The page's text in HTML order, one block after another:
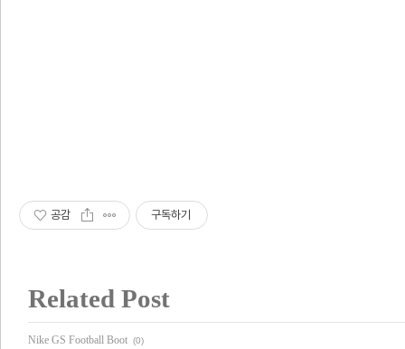
공감 구독하기
Related Post
Nike GS Football Boot (0)